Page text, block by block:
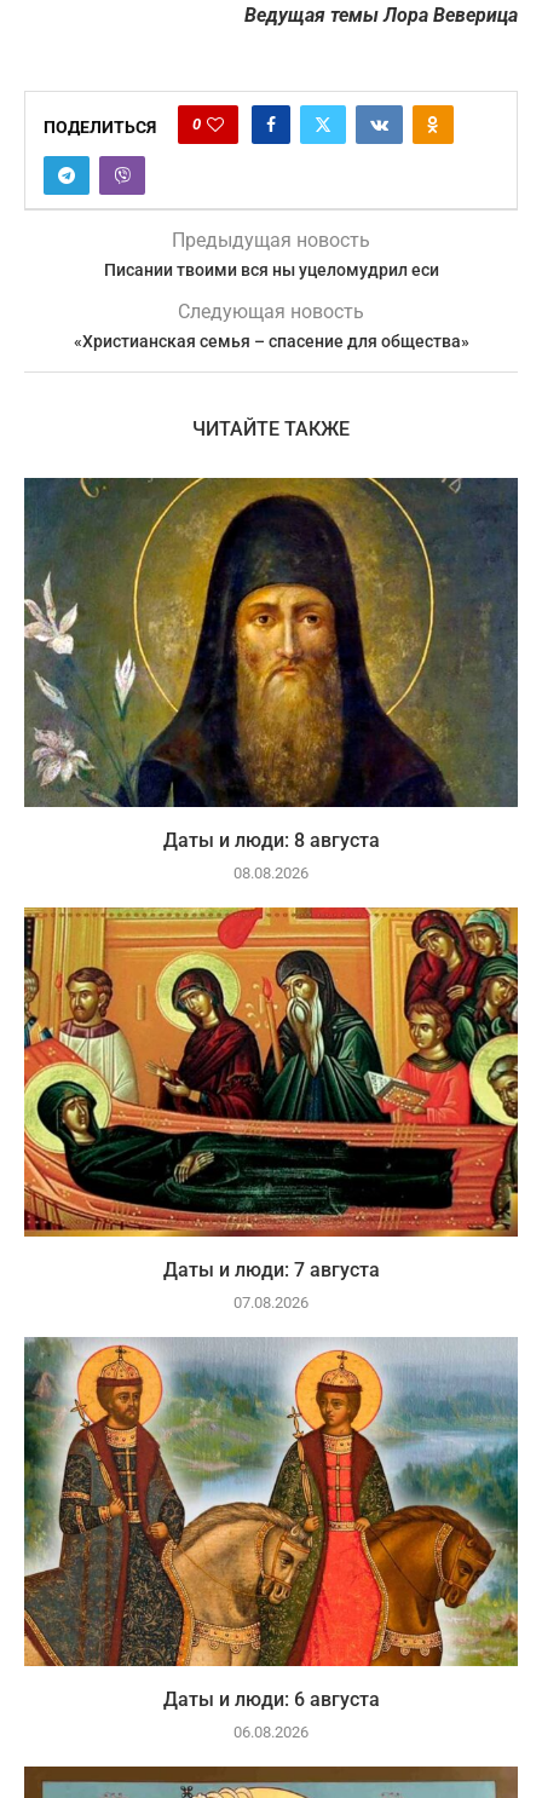
Ведущая темы Лора Веверица
ПОДЕЛИТЬСЯ 0
Предыдущая новость
Писании твоими вся ны уцеломудрил еси
Следующая новость
«Христианская семья – спасение для общества»
ЧИТАЙТЕ ТАКЖЕ
Даты и люди: 8 августа
08.08.2026
Даты и люди: 7 августа
07.08.2026
Даты и люди: 6 августа
06.08.2026